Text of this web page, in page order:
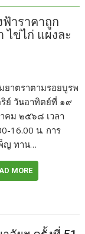
าราคาถูก
ไข่ไก่ แผงละ
ยาตราตามรอยบูรพ
ย์ วันอาทิตย์ที่ ๑๙
คม ๒๕๖๘ เวลา
16.00 น. การ
ญ ทาน…
MORE